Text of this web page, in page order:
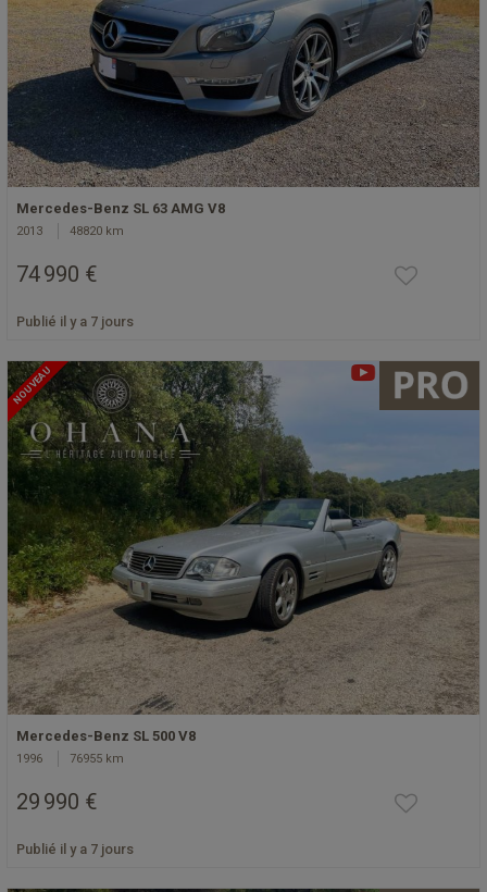
Mercedes-Benz SL 63 AMG V8
2013 48820 km
74 990 €
Publié il y a 7 jours
NOUVEAU
Mercedes-Benz SL 500 V8
1996 76955 km
29 990 €
Publié il y a 7 jours